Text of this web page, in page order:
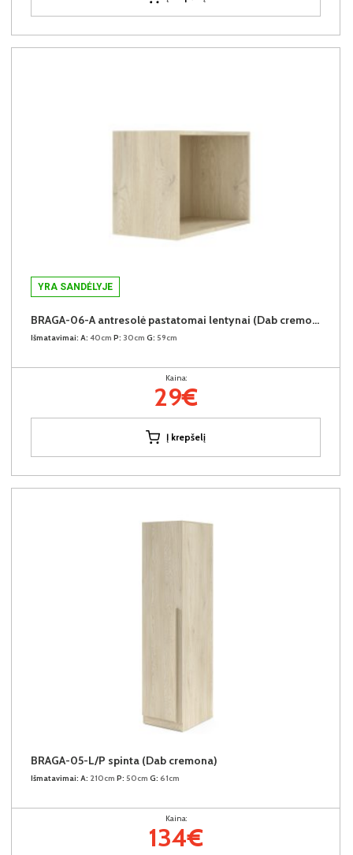
YRA SANDĖLYJE
BRAGA-06-A antresolė pastatomai lentynai (Dab cremona)
Išmatavimai: A: 40cm P: 30cm G: 59cm
Kaina:
29€
Į krepšelį
BRAGA-05-L/P spinta (Dab cremona)
Išmatavimai: A: 210cm P: 50cm G: 61cm
Kaina:
134€